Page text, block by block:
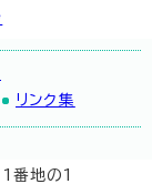
リンク集
1番地の1